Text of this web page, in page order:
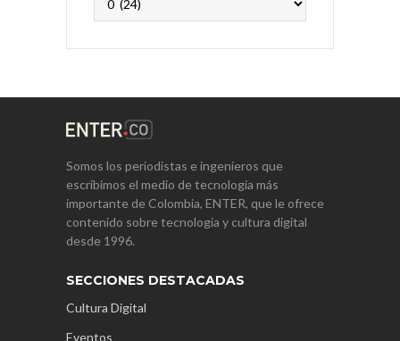
Somos los periodistas e ingenieros que
escribimos el medio de tecnología más
importante de Colombia, ENTER, que le ofrece
contenido sobre tecnología y cultura digital
desde 1996.
SECCIONES DESTACADAS
Cultura Digital
Eventos